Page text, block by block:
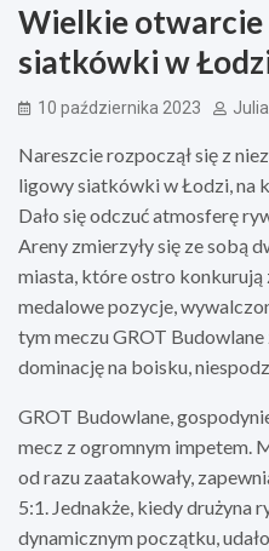
Wielkie otwarcie
siatkówki w
10 października 2023
Nareszcie rozpoczął się z
ligowy siatkówki w Łodzi, na
Dało się odczuć atmosferę
Areny zmierzyły się ze sobą
miasta, które ostro konkurują
medalowe pozycje,
tym meczu GROT
dominację na boisku,
GROT Budowlane,
mecz z ogromnym impetem.
od razu zaatakowały,
5:1. Jednakże, kiedy drużyna
dynamicznym początku,